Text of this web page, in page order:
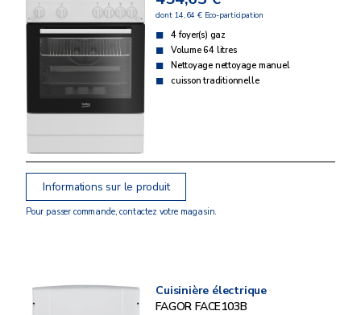
dont 14,64 € Eco-participation
4 foyer(s) gaz
Volume 64 litres
Nettoyage nettoyage manuel
cuisson traditionnelle
Informations sur le produit
Pour passer commande, contactez votre magasin.
Cuisinière électrique
FAGOR FACE103B